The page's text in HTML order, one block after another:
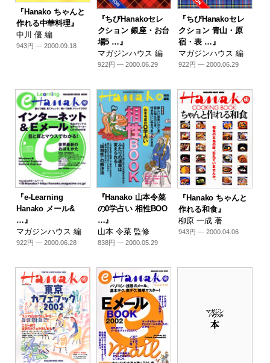
『Hanako ちゃんと
作れる中華料理』
中川 優 編
943円 — 2000.09.18
『ちびHanakoセレ
クション 銀座・お台
場5 …』
マガジンハウス 編
922円 — 2000.06.29
『ちびHanakoセレ
クション 青山・原
宿・表 …』
マガジンハウス 編
922円 — 2000.06.29
『e-Learning
Hanako メール&
…』
マガジンハウス 編
922円 — 2000.06.28
『Hanako 山本令菜
の0学占い 相性BOO
…』
山本 令菜 監修
838円 — 2000.05.29
『Hanako ちゃんと
作れる和食』
柳原 一成 著
943円 — 2000.04.06